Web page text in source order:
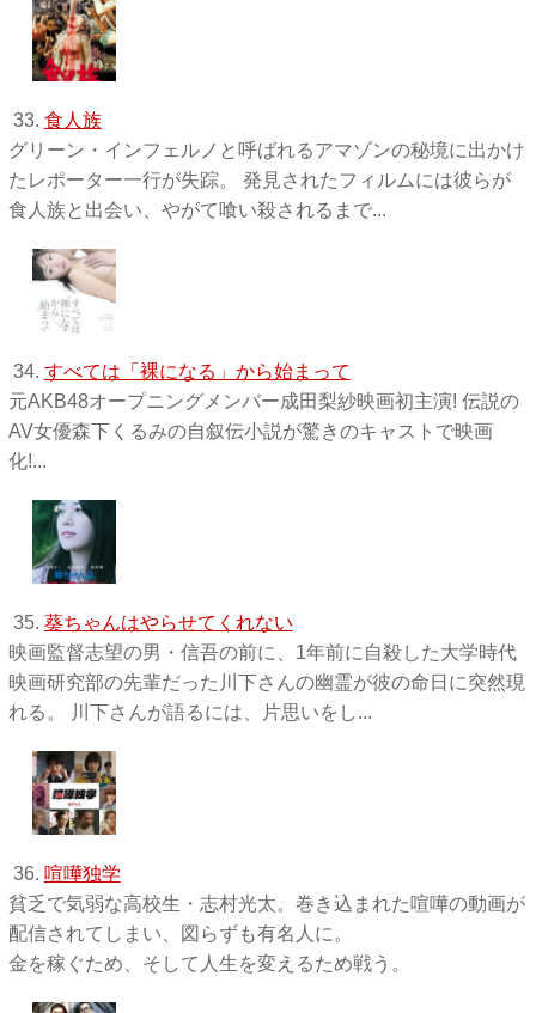
33. 食人族
グリーン・インフェルノと呼ばれるアマゾンの秘境に出かけ
たレポーター一行が失踪。 発見されたフィルムには彼らが
食人族と出会い、やがて喰い殺されるまで...
34. すべては「裸になる」から始まって
元AKB48オープニングメンバー成田梨紗映画初主演! 伝説の
AV女優森下くるみの自叙伝小説が驚きのキャストで映画
化!...
35. 葵ちゃんはやらせてくれない
映画監督志望の男・信吾の前に、1年前に自殺した大学時代
映画研究部の先輩だった川下さんの幽霊が彼の命日に突然現
れる。 川下さんが語るには、片思いをし...
36. 喧嘩独学
貧乏で気弱な高校生・志村光太。巻き込まれた喧嘩の動画が
配信されてしまい、図らずも有名人に。
金を稼ぐため、そして人生を変えるため戦う。